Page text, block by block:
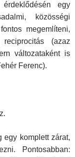
egy
közösségi
megemlíteni,
(azaz
változataként is
Ferenc).
egy komplett zárat,
Pontosabban: